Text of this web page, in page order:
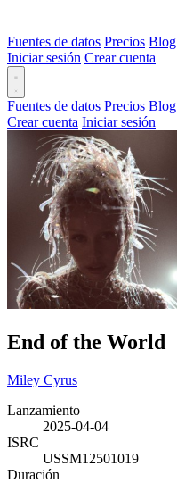
Fuentes de datos Precios Blog
Iniciar sesión Crear cuenta
Fuentes de datos Precios Blog
Crear cuenta Iniciar sesión
End of the World
Miley Cyrus
Lanzamiento
2025-04-04
ISRC
USSM12501019
Duración